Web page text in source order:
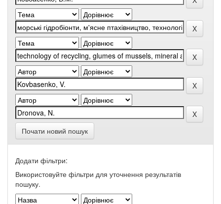
Почати новий пошук
Додати фільтри:
Використовуйте фільтри для уточнення результатів
пошуку.